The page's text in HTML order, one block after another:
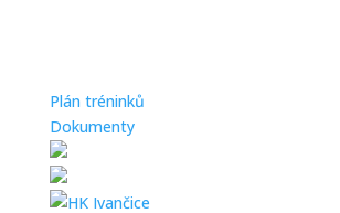
Plán tréninků
Dokumenty